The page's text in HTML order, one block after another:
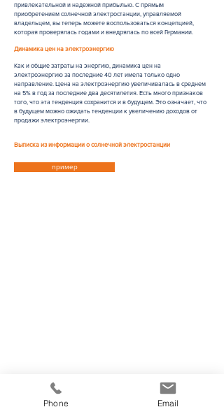
привлекательной и надежной прибылью. С прямым
приобретением солнечной электростанции, управляемой
владельцем, вы теперь можете воспользоваться концепцией,
которая проверялась годами и внедрялась по всей Германии.
Динамика цен на электроэнергию
Как и общие затраты на энергию, динамика цен на
электроэнергию за последние 40 лет имела только одно
направление. Цена на электроэнергию увеличивалась в среднем
на 5% в год за последние два десятилетия. Есть много признаков
того, что эта тенденция сохранится и в будущем. Это означает, что
в будущем можно ожидать тенденции к увеличению доходов от
продажи электроэнергии.
Выписка из информации о солнечной электростанции
пример
Phone Email